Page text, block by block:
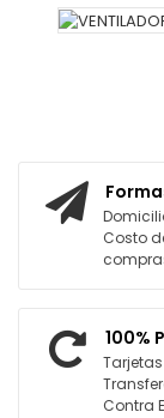
Costo
100%
Contra